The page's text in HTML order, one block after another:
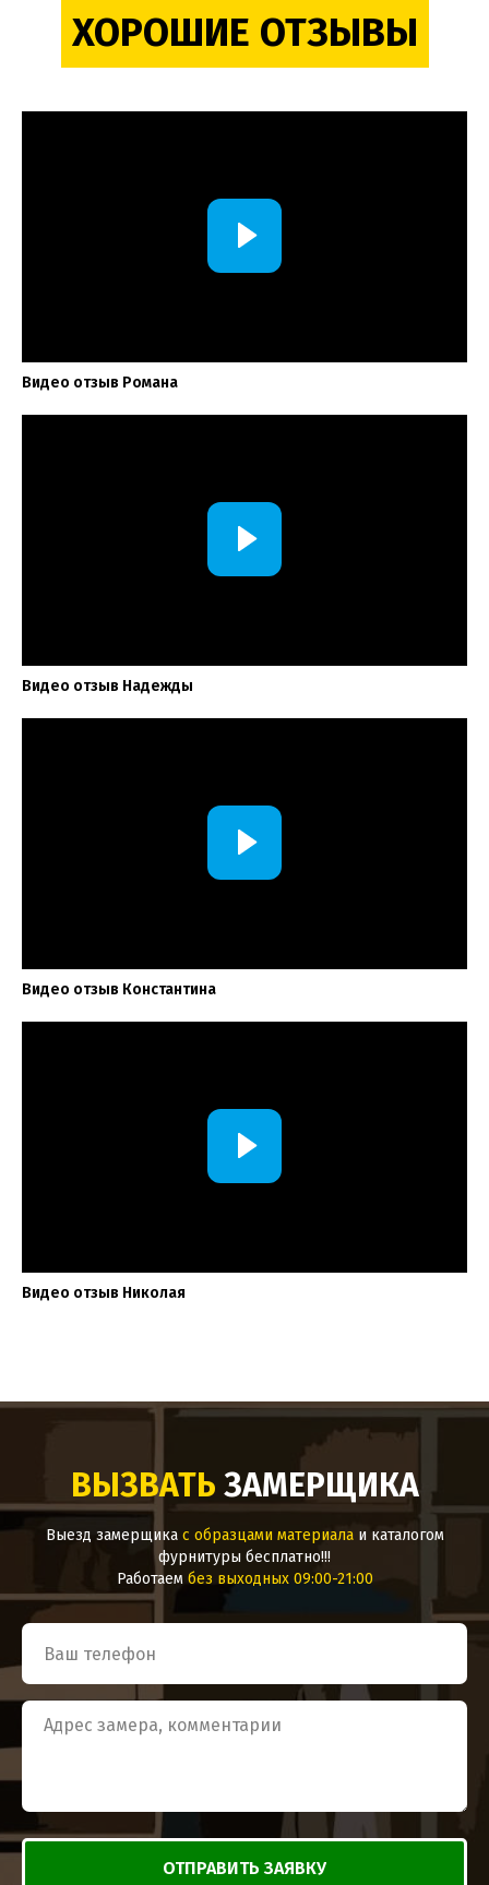
ХОРОШИЕ ОТЗЫВЫ
Видео отзыв Романа
Видео отзыв Надежды
Видео отзыв Константина
Видео отзыв Николая
ВЫЗВАТЬ ЗАМЕРЩИКА
Выезд замерщика с образцами материала и каталогом
фурнитуры бесплатно!!!
Работаем без выходных 09:00-21:00
ОТПРАВИТЬ ЗАЯВКУ